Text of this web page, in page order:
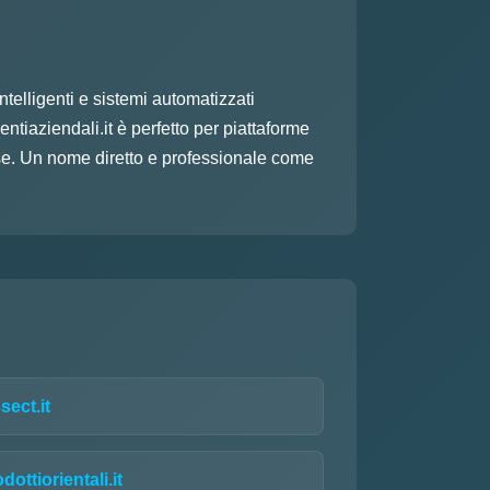
e sistemi automatizzati
è perfetto per piattaforme
Un nome diretto e professionale come